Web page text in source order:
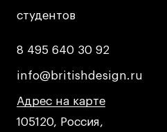
студентов
студентов
8 495 640 30 92
8 495 640 30 92
info@britishdesign.ru
info@britishdesign.ru
Адрес на карте
Адрес на карте
Адрес на карте
105120, Россия,